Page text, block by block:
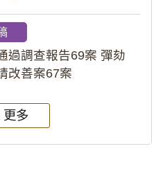
過調查報告69案 彈劾
改善案67案
更多